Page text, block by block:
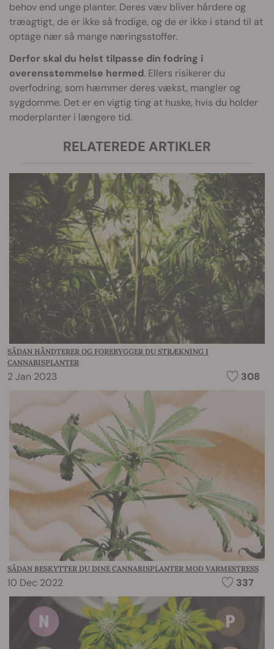
behov end unge planter. Deres væv bliver hårdere og
træagtigt, de er ikke så frodige, og de er ikke i stand til at
optage nær så mange næringsstoffer.
Derfor skal du helst tilpasse din fodring i
overensstemmelse hermed. Ellers risikerer du
overfodring, som hæmmer deres vækst, mangler og
sygdomme. Det er en vigtig ting at huske, hvis du holder
moderplanter i længere tid.
RELATEREDE ARTIKLER
SÅDAN HÅNDTERER OG FOREBYGGER DU STRÆKNING I
CANNABISPLANTER
2 Jan 2023 308
SÅDAN BESKYTTER DU DINE CANNABISPLANTER MOD VARMESTRESS
10 Dec 2022 337